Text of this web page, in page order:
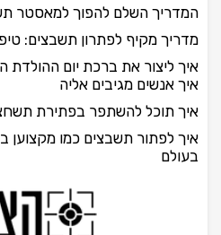
המדריך השלם להפוך למאסטר
מדריך מקיף לפתרון תשבצים:
איך ליצור את ברכת יום ההולדת
איך אנשים מגיבים אליה
איך תוכל להשתפר בפתירת
איך לפתור תשבצים כמו מקצוען
בעולם